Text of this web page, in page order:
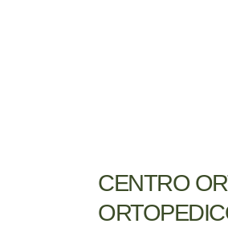
CENTRO